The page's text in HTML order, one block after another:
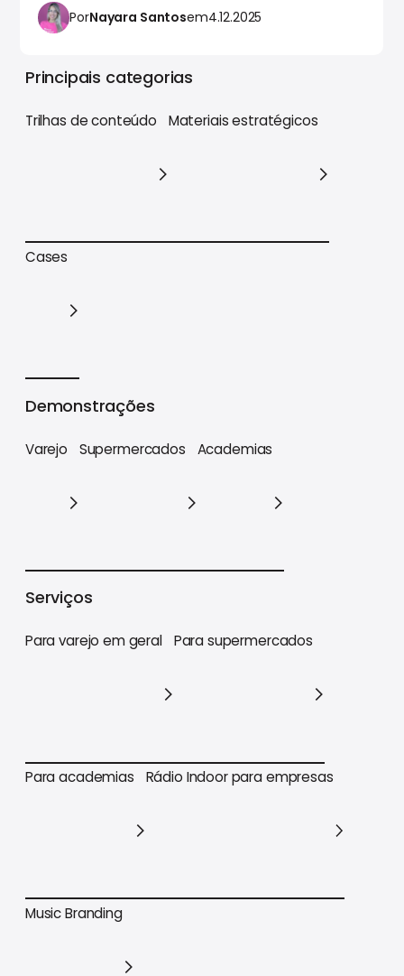
PorNayara Santosem4.12.2025
Principais categorias
Trilhas de conteúdo
Trilhas de conteúdo
Materiais estratégicos
Cases
Demonstrações
Varejo Supermercados Academias
Serviços
Para varejo em geral
Para varejo em geral
Para supermercados
Para supermercados
Para academias
Para academias
Rádio Indoor para empresas
Music Branding